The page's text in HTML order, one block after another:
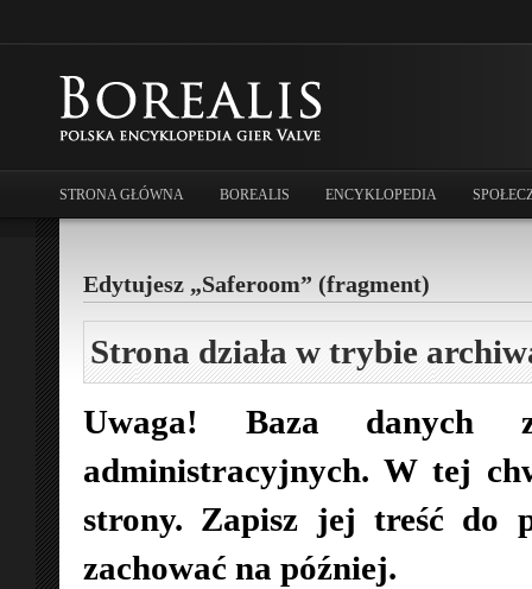
STRONA GŁÓWNA BOREALIS ENCYKLOPEDIA
Edytujesz „Saferoom” (fragment)
Strona działa w trybie
Uwaga! Baza danych
administracyjnych. W tej
strony. Zapisz jej treść do
zachować na później.